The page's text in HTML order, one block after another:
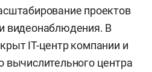
проектов
видеонаблюдения. В
IT-центр компании и
вычислительного центра